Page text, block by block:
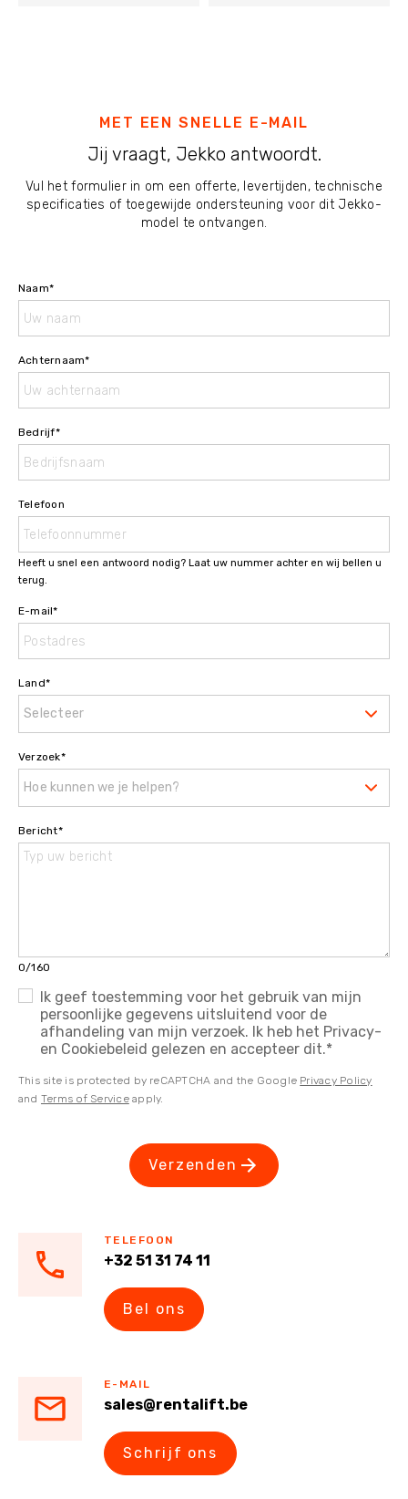
MET EEN SNELLE E-MAIL
Jij vraagt, Jekko antwoordt.
Vul het formulier in om een offerte, levertijden, technische
specificaties of toegewijde ondersteuning voor dit Jekko-
model te ontvangen.
Naam*
Achternaam*
Bedrijf*
Telefoon
Heeft u snel een antwoord nodig? Laat uw nummer achter en wij bellen u
terug.
E-mail*
Land*
Selecteer
Verzoek*
Hoe kunnen we je helpen?
Bericht*
0/160
Ik geef toestemming voor het gebruik van mijn
persoonlijke gegevens uitsluitend voor de
afhandeling van mijn verzoek. Ik heb het Privacy-
en Cookiebeleid gelezen en accepteer dit.*
This site is protected by reCAPTCHA and the Google Privacy Policy
and Terms of Serviceapply.
Verzenden
TELEFOON
+32 51 31 74 11
Bel ons
E-MAIL
sales@rentalift.be
Schrijf ons